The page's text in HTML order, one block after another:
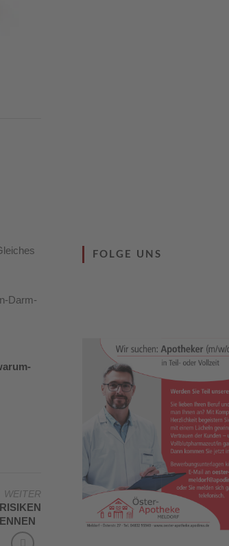
Darm-
WEITER
FOLGE UNS